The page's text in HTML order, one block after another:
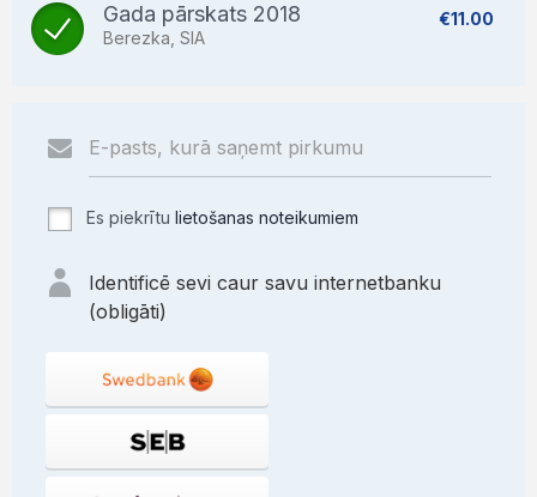
Gada pārskats 2018
Berezka, SIA
€11.00
Es piekrītu lietošanas noteikumiem
Identificē sevi caur savu internetbanku
(obligāti)